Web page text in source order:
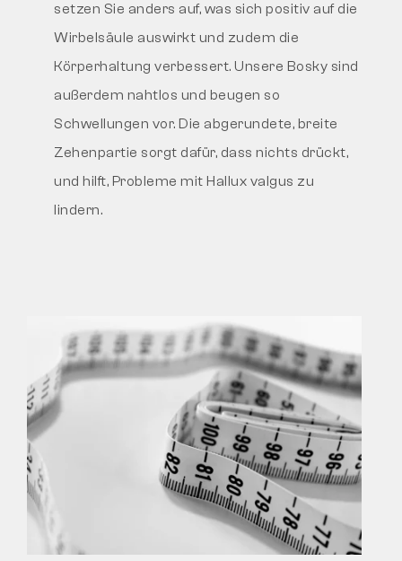
setzen Sie anders auf, was sich positiv auf die
Wirbelsäule auswirkt und zudem die
Körperhaltung verbessert. Unsere Bosky sind
außerdem nahtlos und beugen so
Schwellungen vor. Die abgerundete, breite
Zehenpartie sorgt dafür, dass nichts drückt,
und hilft, Probleme mit Hallux valgus zu
lindern.